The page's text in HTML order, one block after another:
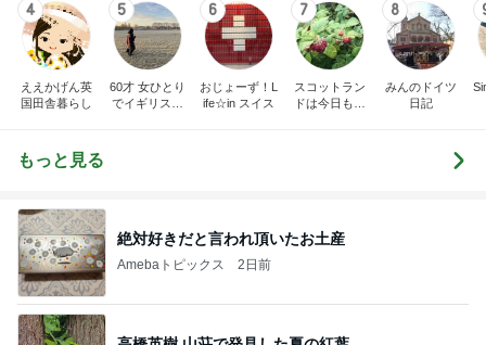
4
ええかげん英
国田舎暮らし
5
60才 女ひとり
でイギリスに
6
おじょーず！L
ife☆in スイス
7
スコットラン
ドは今日も曇
8
みんのドイツ
日記
もっと見る
絶対好きだと言われ頂いたお土産
Amebaトピックス 2日前